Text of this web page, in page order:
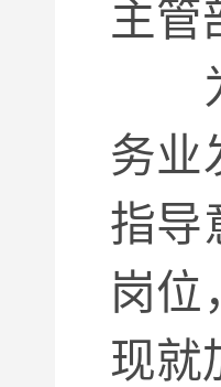
主
为
务业
指导
岗位
现就